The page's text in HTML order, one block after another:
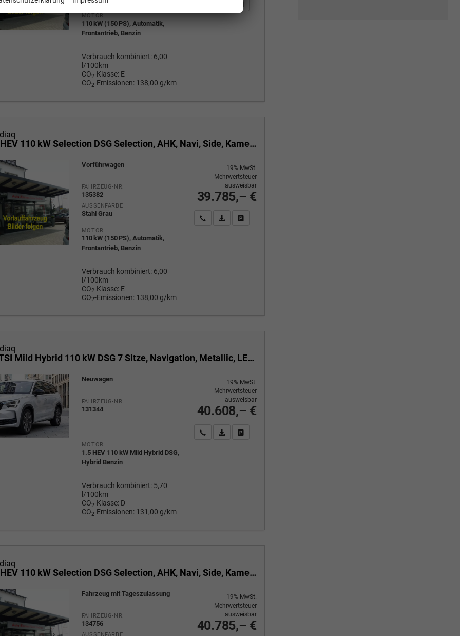
MOTOR
110 kW (150 PS), Automatik,
Frontantrieb, Benzin
Verbrauch kombiniert: 6,00
l/100km
CO2-Klasse: E
CO2-Emissionen: 138,00 g/km
Wir rufen Sie anPDF-Fahrzeugexposé drucken
1.5 TSI mHEV 110 kW Selection DSG Selection, AHK, Navi, Side, Kamera, Winter, 4 J.- Garantie
Vorführwagen
FAHRZEUG-NR.
135382
AUSSENFARBE
Stahl Grau
MOTOR
110 kW (150 PS), Automatik,
Frontantrieb, Benzin
Verbrauch kombiniert: 6,00
l/100km
CO2-Klasse: E
CO2-Emissionen: 138,00 g/km
39.785,– €
19% MwSt.
Mehrwertsteuer
ausweisbar
Wir rufen Sie anPDF-Fahrzeugexposé drucken
Style 1,5 TSI Mild Hybrid 110 kW DSG 7 Sitze, Navigation, Metallic, LED MATRIX + dyn. Blinkleuchten,19 Zoll Alu, Alarmanlage, Sitzheizung, ektr. verstellb. Fahrersitz, Heckklappe elektrisch, Klimaautomatik 3 Zonen, Doppel Phone Box, Kessy Fiull,,4 J. Garantie
Neuwagen
FAHRZEUG-NR.
131344
MOTOR
1.5 HEV 110 kW Mild Hybrid DSG,
Hybrid Benzin
Verbrauch kombiniert: 5,70
l/100km
CO2-Klasse: D
CO2-Emissionen: 131,00 g/km
40.608,– €
19% MwSt.
Mehrwertsteuer
ausweisbar
Wir rufen Sie anPDF-Fahrzeugexposé drucken
1.5 TSI mHEV 110 kW Selection DSG Selection, AHK, Navi, Side, Kamera, Winter, 4 J.- Garantie
Fahrzeug mit Tageszulassung
FAHRZEUG-NR.
134756
AUSSENFARBE
40.785,– €
19% MwSt.
Mehrwertsteuer
ausweisbar